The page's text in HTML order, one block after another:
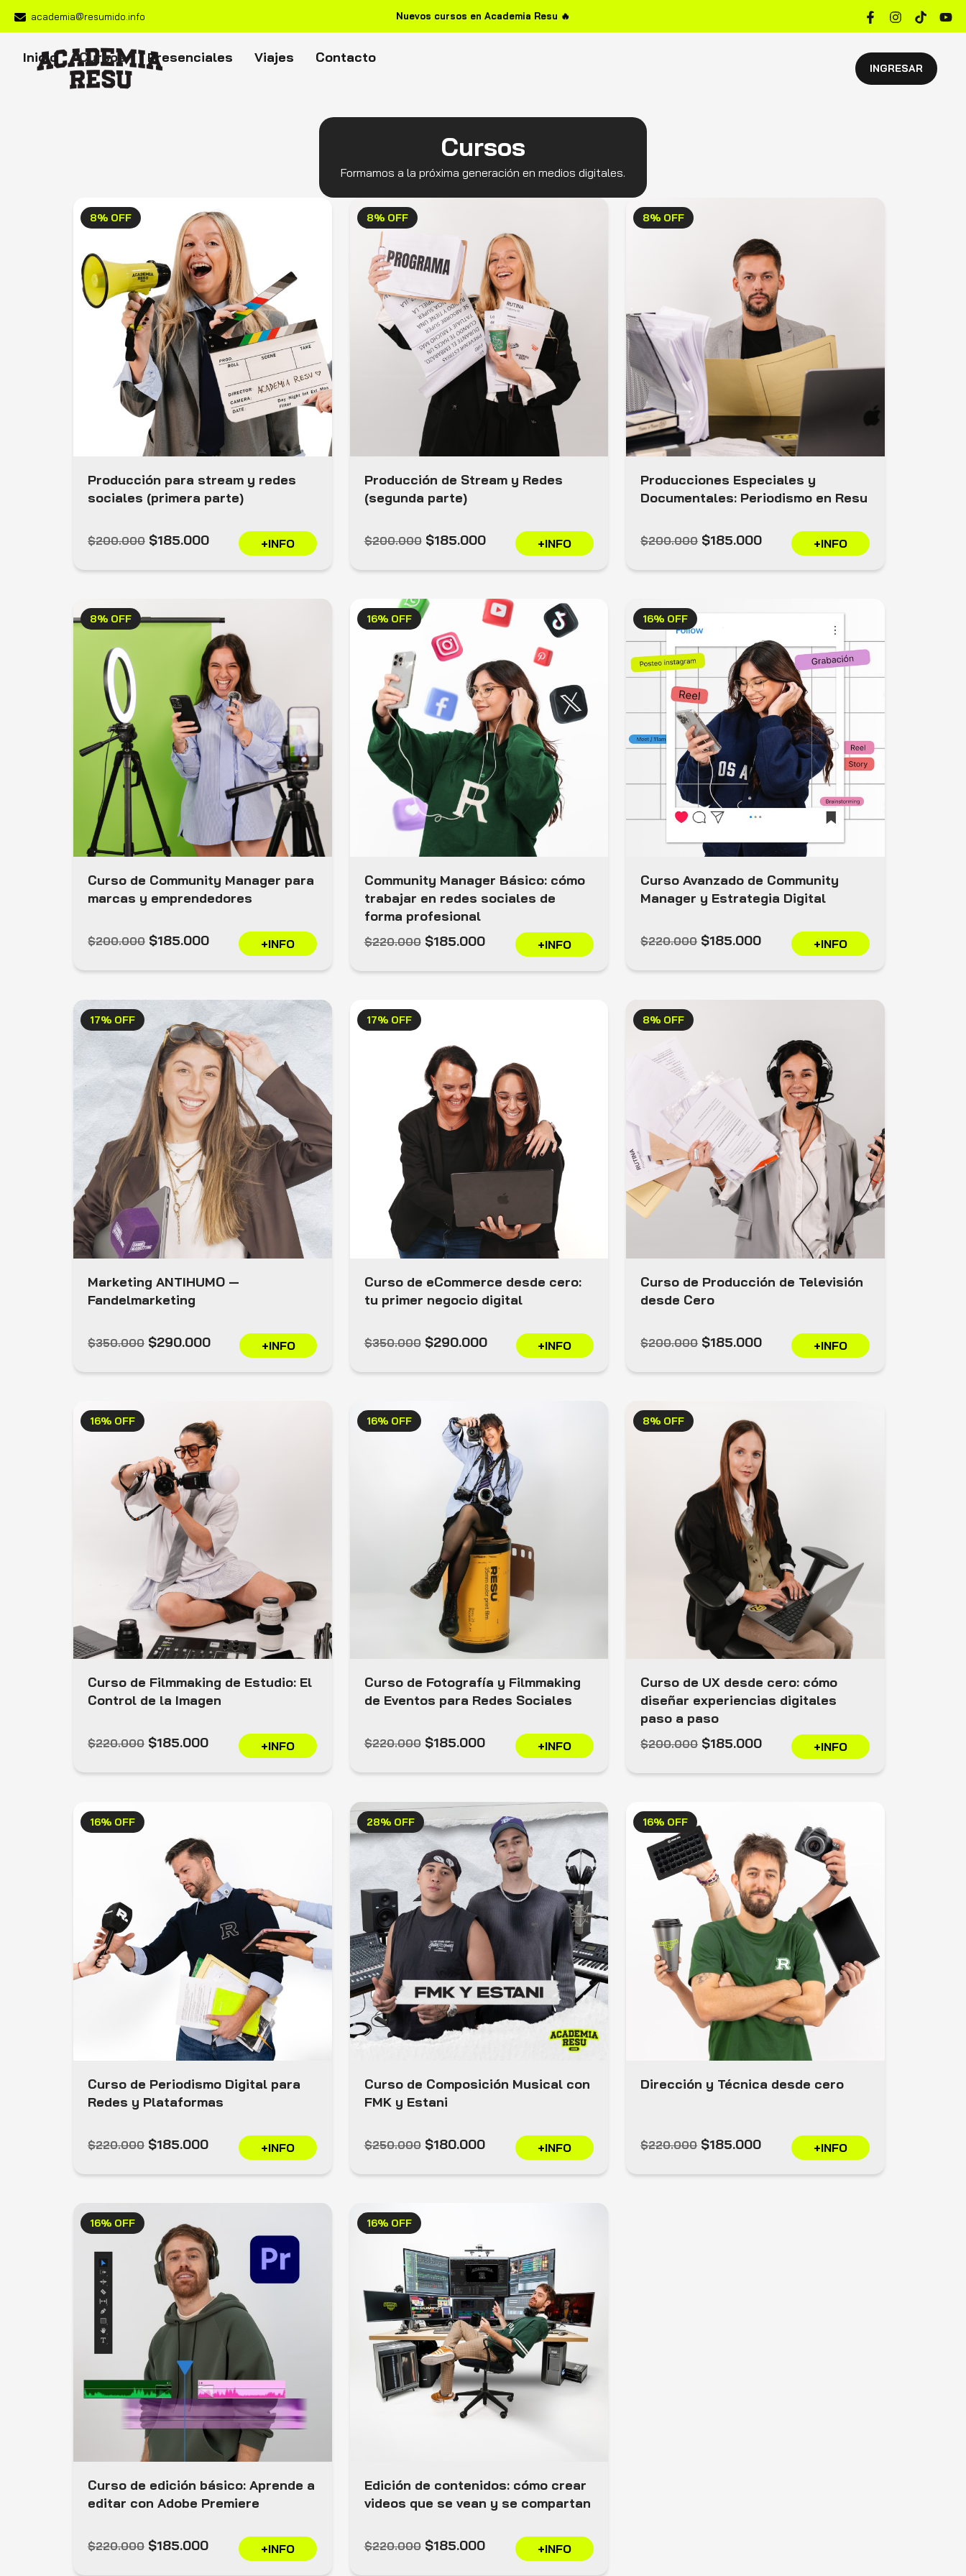
academia@resumido.info Nuevos cursos en Academia Resu 🔥
Inicio Cursos Presenciales Viajes Contacto
INGRESAR
Cursos
Formamos a la próxima generación en medios digitales.
8% OFF
Producción para stream y redes
sociales (primera parte)
$200.000 $185.000 +INFO
8% OFF
Producción de Stream y Redes
(segunda parte)
$200.000 $185.000 +INFO
8% OFF
Producciones Especiales y
Documentales: Periodismo en Resu
$200.000 $185.000 +INFO
8% OFF
Curso de Community Manager para
marcas y emprendedores
$200.000 $185.000 +INFO
16% OFF
Community Manager Básico: cómo
trabajar en redes sociales de
forma profesional
$220.000 $185.000 +INFO
16% OFF
Curso Avanzado de Community
Manager y Estrategia Digital
$220.000 $185.000 +INFO
17% OFF
Marketing ANTIHUMO —
Fandelmarketing
$350.000 $290.000 +INFO
17% OFF
Curso de eCommerce desde cero:
tu primer negocio digital
$350.000 $290.000 +INFO
8% OFF
Curso de Producción de Televisión
desde Cero
$200.000 $185.000 +INFO
16% OFF
Curso de Filmmaking de Estudio: El
Control de la Imagen
$220.000 $185.000 +INFO
16% OFF
Curso de Fotografía y Filmmaking
de Eventos para Redes Sociales
$220.000 $185.000 +INFO
8% OFF
Curso de UX desde cero: cómo
diseñar experiencias digitales
paso a paso
$200.000 $185.000 +INFO
16% OFF
Curso de Periodismo Digital para
Redes y Plataformas
$220.000 $185.000 +INFO
28% OFF
Curso de Composición Musical con
FMK y Estani
$250.000 $180.000 +INFO
16% OFF
Dirección y Técnica desde cero
$220.000 $185.000 +INFO
16% OFF
Curso de edición básico: Aprende a
editar con Adobe Premiere
$220.000 $185.000 +INFO
16% OFF
Edición de contenidos: cómo crear
videos que se vean y se compartan
$220.000 $185.000 +INFO